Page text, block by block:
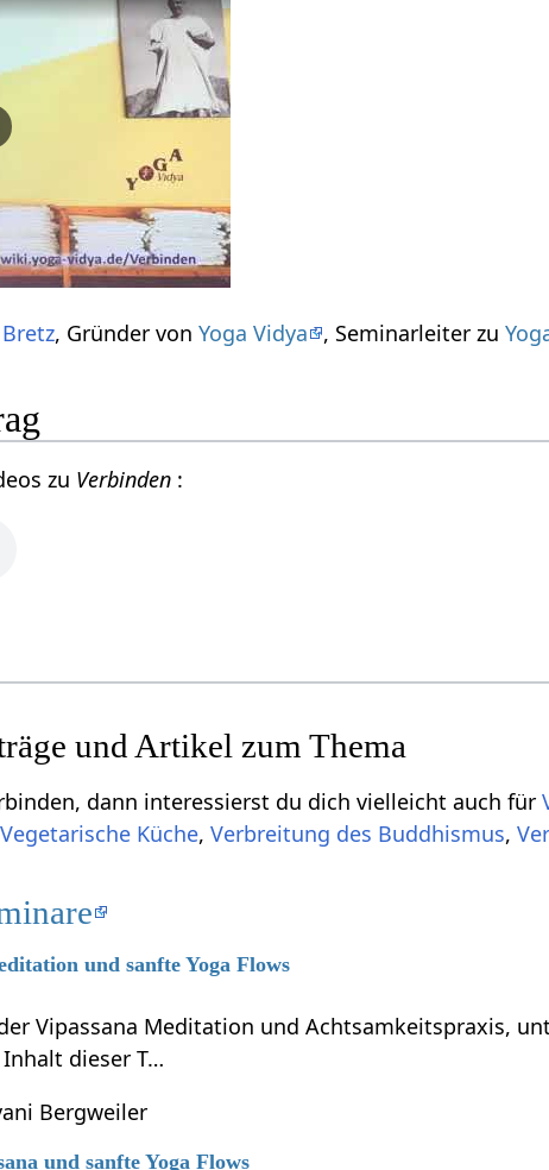
, Gründer vonYoga Vidya , Seminarleiter zu
zu Verbinden :
und Artikel zum Thema
dann interessierst du dich vielleicht auch für
Vegetarische Küche,Verbreitung des Buddhismus,
und sanfte Yoga Flows
Vipassana Meditation und Achtsamkeitspraxis,
dieser T…
Bergweiler
und sanfte Yoga Flows